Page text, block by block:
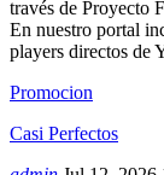
través de Proyecto
En nuestro portal
players directos de
Promocion
Casi Perfectos